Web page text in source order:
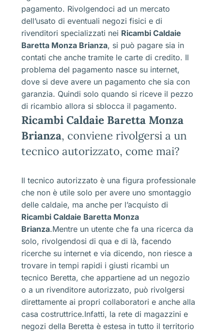
pagamento. Rivolgendoci ad un mercato
dell’usato di eventuali negozi fisici e di
rivenditori specializzati nei Ricambi Caldaie
Baretta Monza Brianza, si può pagare sia in
contati che anche tramite le carte di credito. Il
problema del pagamento nasce su internet,
dove si deve avere un pagamento che sia con
garanzia. Quindi solo quando si riceve il pezzo
di ricambio allora si sblocca il pagamento.
Ricambi Caldaie Baretta Monza
Brianza, conviene rivolgersi a un
tecnico autorizzato, come mai?
Il tecnico autorizzato è una figura professionale
che non è utile solo per avere uno smontaggio
delle caldaie, ma anche per l’acquisto di
Ricambi Caldaie Baretta Monza
Brianza.Mentre un utente che fa una ricerca da
solo, rivolgendosi di qua e di là, facendo
ricerche su internet e via dicendo, non riesce a
trovare in tempi rapidi i giusti ricambi un
tecnico Beretta, che appartiene ad un negozio
o a un rivenditore autorizzato, può rivolgersi
direttamente ai propri collaboratori e anche alla
casa costruttrice.Infatti, la rete di magazzini e
negozi della Beretta è estesa in tutto il territorio